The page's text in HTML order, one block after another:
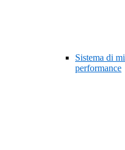
Sistema di
performance